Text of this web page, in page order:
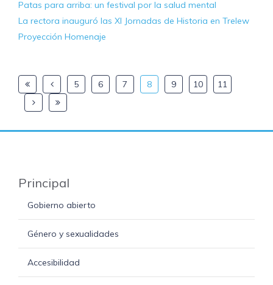
Patas para arriba: un festival por la salud mental
La rectora inauguró las XI Jornadas de Historia en Trelew
Proyección Homenaje
5 6 7 8 9 10 11
Principal
Gobierno abierto
Género y sexualidades
Accesibilidad